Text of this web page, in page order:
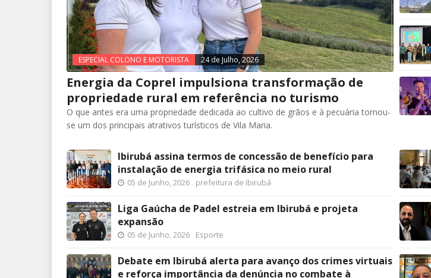
ESPECIAL COLONO E MOTORISTA 24 de Julho, 2026
Energia da Coprel impulsiona transformação de
propriedade rural em referência no turismo
O que antes era uma propriedade dedicada ao cultivo de grãos e à pecuária tornou-
se um dos principais atrativos turísticos de Vila Maria.
Ibirubá assina termos de concessão de benefício para
instalação de energia trifásica no meio rural
05 de Junho, 2026 prefeitura de ibirubá
Liga Gaúcha de Padel estreia em Ibirubá e projeta
expansão
05 de Junho, 2026 Esporte
Debate em Ibirubá alerta para avanço dos crimes virtuais
e reforça importância da denúncia no combate à